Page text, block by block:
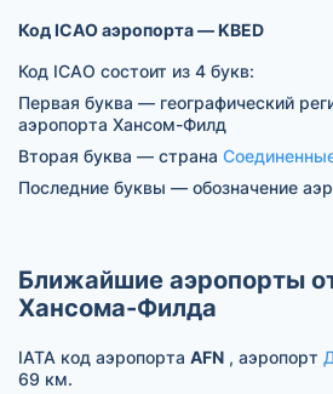
Код ICAO аэропорта — KBED
Код ICAO состоит из 4 букв:
Первая буква — географический
аэропорта Хансом-Филд
Вторая буква — страна
Последние буквы — обозначение
Ближайшие аэропорты
Хансома-Филда
IATA код аэропорта AFN , аэропорт
69 км.